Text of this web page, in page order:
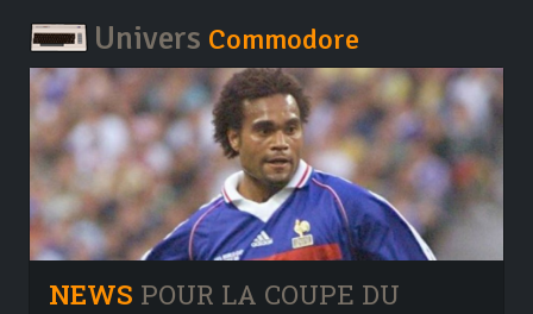
Univers Commodore
NEWS POUR LA COUPE DU